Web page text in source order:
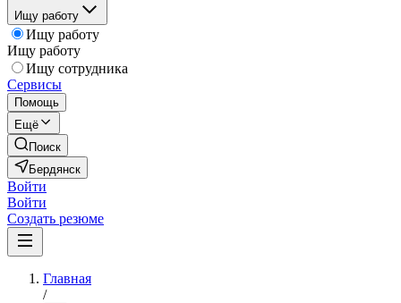
Ищу работу
Ищу работу
Ищу работу
Ищу сотрудника
Сервисы
Помощь
Ещё
Поиск
Бердянск
Войти
Войти
Создать резюме
Главная
/